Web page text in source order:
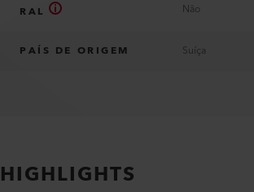
RAL Não
PAÍS DE ORIGEM Suíça
HIGHLIGHTS